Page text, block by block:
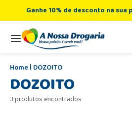
Ganhe 10% de desconto na
DOZOITO
DOZOITO
3 produtos encontrados